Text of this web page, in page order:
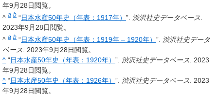
年9月28日閲覧。
^ a b “日本水産50年史（年表：1917年） ”. 渋沢社史データベース
2023年9月28日閲覧。
^ a b “日本水産50年史（年表：1919年 – 1920年） ”.
渋沢社史データ
ベース . 2023年9月28日閲覧。
^ “日本水産50年史（年表：1920年） ”. 渋沢社史データベース . 2023
年9月28日閲覧。
^ “日本水産50年史（年表：1926年） ”. 渋沢社史データベース . 2023
年9月28日閲覧。